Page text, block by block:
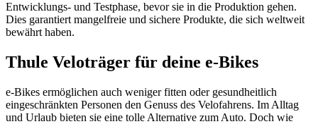
Entwicklungs- und Testphase, bevor sie in die Produktion gehen.
Dies garantiert mangelfreie und sichere Produkte, die sich weltweit
bewährt haben.
Thule Veloträger für deine e-Bikes
e-Bikes ermöglichen auch weniger fitten oder gesundheitlich
eingeschränkten Personen den Genuss des Velofahrens. Im Alltag
und Urlaub bieten sie eine tolle Alternative zum Auto. Doch wie